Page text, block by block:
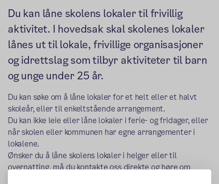
Du kan låne skolens lokaler til frivillig
aktivitet. I hovedsak skal skolenes lokaler
lånes ut til lokale, frivillige organisasjoner
og idrettslag som tilbyr aktiviteter til barn
og unge under 25 år.
Du kan søke om å låne lokaler for et helt eller et halvt
skoleår, eller til enkeltstående arrangement.
Du kan ikke leie eller låne lokaler i ferie- og fridager, eller
når skolen eller kommunen ­­­har egne arrangementer i
lokalene.
Ønsker du å låne skolens lokaler i helger eller til
overnatting, må du kontakte oss direkte og høre om